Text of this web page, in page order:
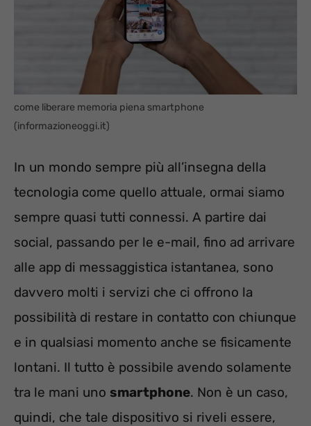
come liberare memoria piena smartphone
(informazioneoggi.it)
In un mondo sempre più all’insegna della
tecnologia come quello attuale, ormai siamo
sempre quasi tutti connessi. A partire dai
social, passando per le e-mail, fino ad arrivare
alle app di messaggistica istantanea, sono
davvero molti i servizi che ci offrono la
possibilità di restare in contatto con chiunque
e in qualsiasi momento anche se fisicamente
lontani. Il tutto è possibile avendo solamente
tra le mani uno smartphone. Non è un caso,
quindi, che tale dispositivo si riveli essere,